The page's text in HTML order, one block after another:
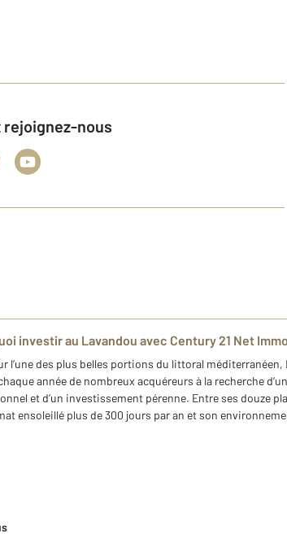
rejoignez-nous
investir au Lavandou avec Century 21 Net
l’une des plus belles portions du littoral méditerranéen,
année de nombreux acquéreurs à la recherche
et d’un investissement pérenne. Entre ses douze
ensoleillé plus de 300 jours par an et son